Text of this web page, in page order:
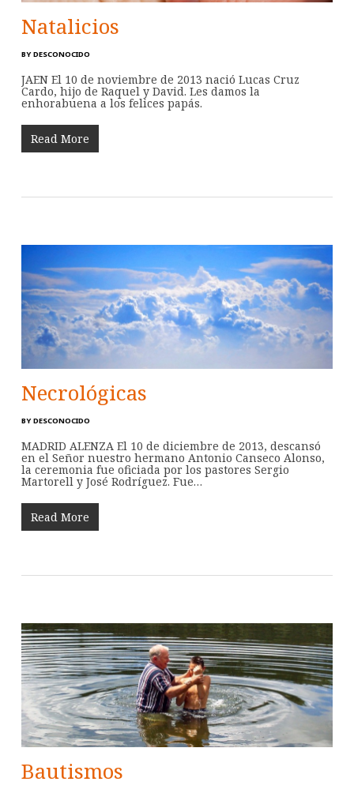
Natalicios
BY DESCONOCIDO
JAEN El 10 de noviembre de 2013 nació Lucas Cruz
Cardo, hijo de Raquel y David. Les damos la
enhorabuena a los felices papás.
Read More
Necrológicas
BY DESCONOCIDO
MADRID ALENZA El 10 de diciembre de 2013, descansó
en el Señor nuestro hermano Antonio Canseco Alonso,
la ceremonia fue oficiada por los pastores Sergio
Martorell y José Rodríguez. Fue…
Read More
Bautismos